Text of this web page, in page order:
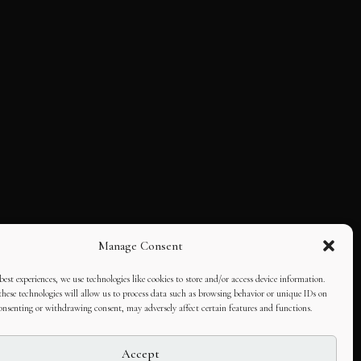
Manage Consent
experiences, we use technologies like cookies to store and/or access device information.
technologies will allow us to process data such as browsing behavior or unique IDs on
or withdrawing consent, may adversely affect certain features and functions.
Accept